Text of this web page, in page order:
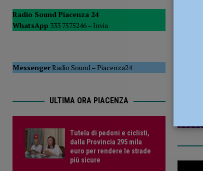
POLITICA
[ 5 Agosto 2026 ] Caldo estremo e asili nido,
Radio Sound Piacenza 24
WhatsApp 333 7575246 – Invia
MessengerRadio Sound–Piacenza24
ULTIMA ORA PIACENZA
Tutela di pedoni e ciclisti,
dalla Provincia 295 mila
euro per rendere le strade
più sicure